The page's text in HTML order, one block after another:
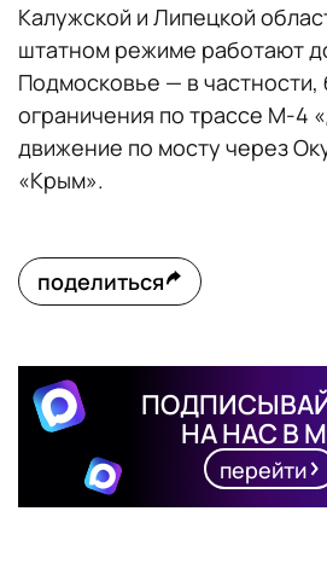
Калужской и Липецкой
штатном режиме работают
Подмосковье — в частности,
ограничения по трассе М-4
движение по мосту через
«Крым».
поделиться
НА НАС В
перейти